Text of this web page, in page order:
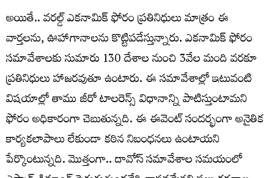
అయితే.. వరల్డ్‌ ఎకనామిక్‌ ఫోరం ప్రతినిధులు మాత్రం ఈ
వార్తలను, ఊహాగానాలను కొట్టిపడేస్తున్నారు. ఎకనామిక్‌ ఫోరం
సమావేశాలకు సుమారు 130 దేశాల నుంచి 3వేల మంది వరకూ
ప్రతినిధులు హాజరవుతూ ఉంటారు. ఈ సమావేశాల్లో ఇటువంటి
విషయాల్లో తాము జీరో టాలరెన్స్‌ విధానాన్ని పాటిస్తుంటామని
ఫోరం అధికారంగా చెబుతున్నది. ఈ ఈవెంట్‌ సందర్భంగా అనైతిక
కార్యకలాపాలు లేకుండా కఠిన నిబంధనలు ఉంటాయని
పేర్కొంటున్నది. మొత్తంగా.. దావోస్‌ సమావేశాల సమయంలో